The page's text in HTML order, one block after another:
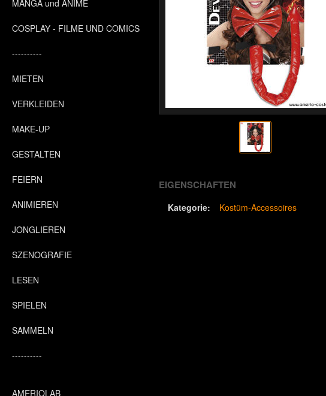
MANGA und ANIME
COSPLAY - FILME UND COMICS
----------
MIETEN
VERKLEIDEN
MAKE-UP
GESTALTEN
FEIERN
ANIMIEREN
JONGLIEREN
SZENOGRAFIE
LESEN
SPIELEN
SAMMELN
----------
AMERIOLAB
EIGENSCHAFTEN
Kategorie: Kostüm-Accessoires